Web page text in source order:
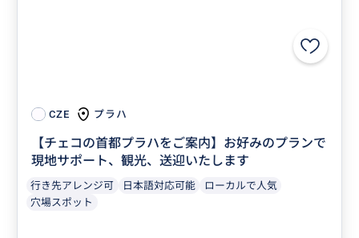
CZE プラハ
【チェコの首都プラハをご案内】お好みのプランで
現地サポート、観光、送迎いたします
行き先アレンジ可 日本語対応可能
ローカルで人気
穴場スポット